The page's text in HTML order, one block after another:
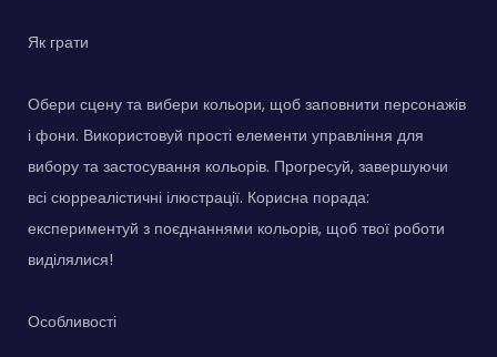
Як грати
Обери сцену та вибери кольори, щоб заповнити персонажів
і фони. Використовуй прості елементи управління для
вибору та застосування кольорів. Прогресуй, завершуючи
всі сюрреалістичні ілюстрації. Корисна порада:
експериментуй з поєднаннями кольорів, щоб твої роботи
виділялися!
Особливості